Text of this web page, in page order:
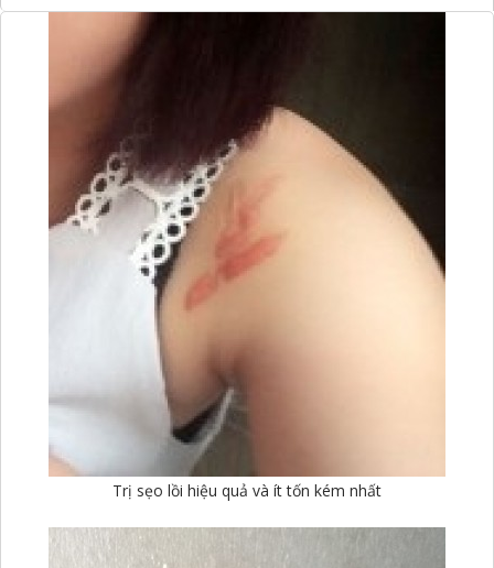
Trị sẹo lồi hiệu quả và ít tốn kém nhất